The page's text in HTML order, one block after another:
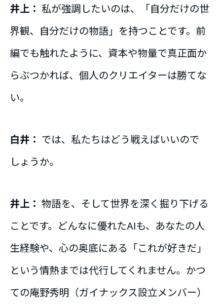
井上： 私が強調したいのは、「自分だけの世
界観、自分だけの物語」を持つことです。前
編でも触れたように、資本や物量で真正面か
らぶつかれば、個人のクリエイターは勝てな
い。
白井： では、私たちはどう戦えばいいので
しょうか。
井上： 物語を、そして世界を深く掘り下げる
ことです。どんなに優れたAIも、あなたの人
生経験や、心の奥底にある「これが好きだ」
という情熱までは代行してくれません。かつ
ての庵野秀明（ガイナックス設立メンバー）